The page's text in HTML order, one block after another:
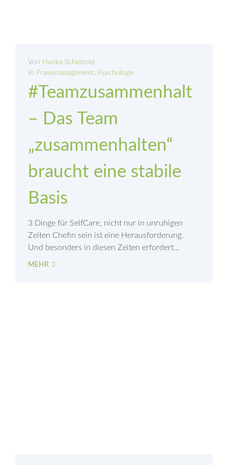
Von Hanka Schiebold
In Praxismanagement, Psychologie
#Teamzusammenhalt
– Das Team
„zusammenhalten“
braucht eine stabile
Basis
3 Dinge für SelfCare, nicht nur in unruhigen
Zeiten Chefin sein ist eine Herausforderung.
Und besonders in diesen Zeiten erfordert...
MEHR